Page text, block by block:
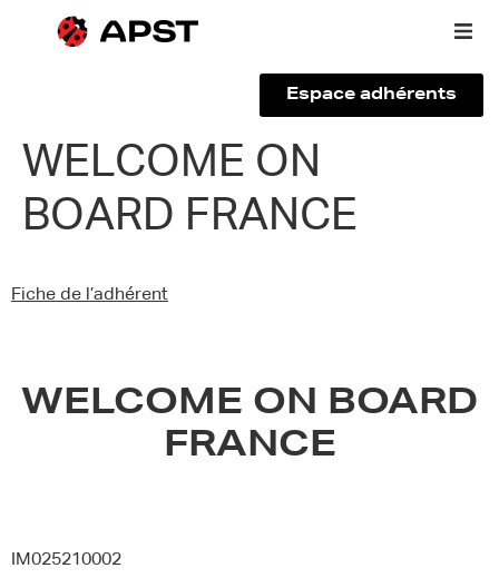
Qui sommes-nous ?
Vous êtes un voyageur
Espace adhérents
WELCOME ON
BOARD FRANCE
Fiche de l’adhérent
WELCOME ON BOARD
FRANCE
IM025210002